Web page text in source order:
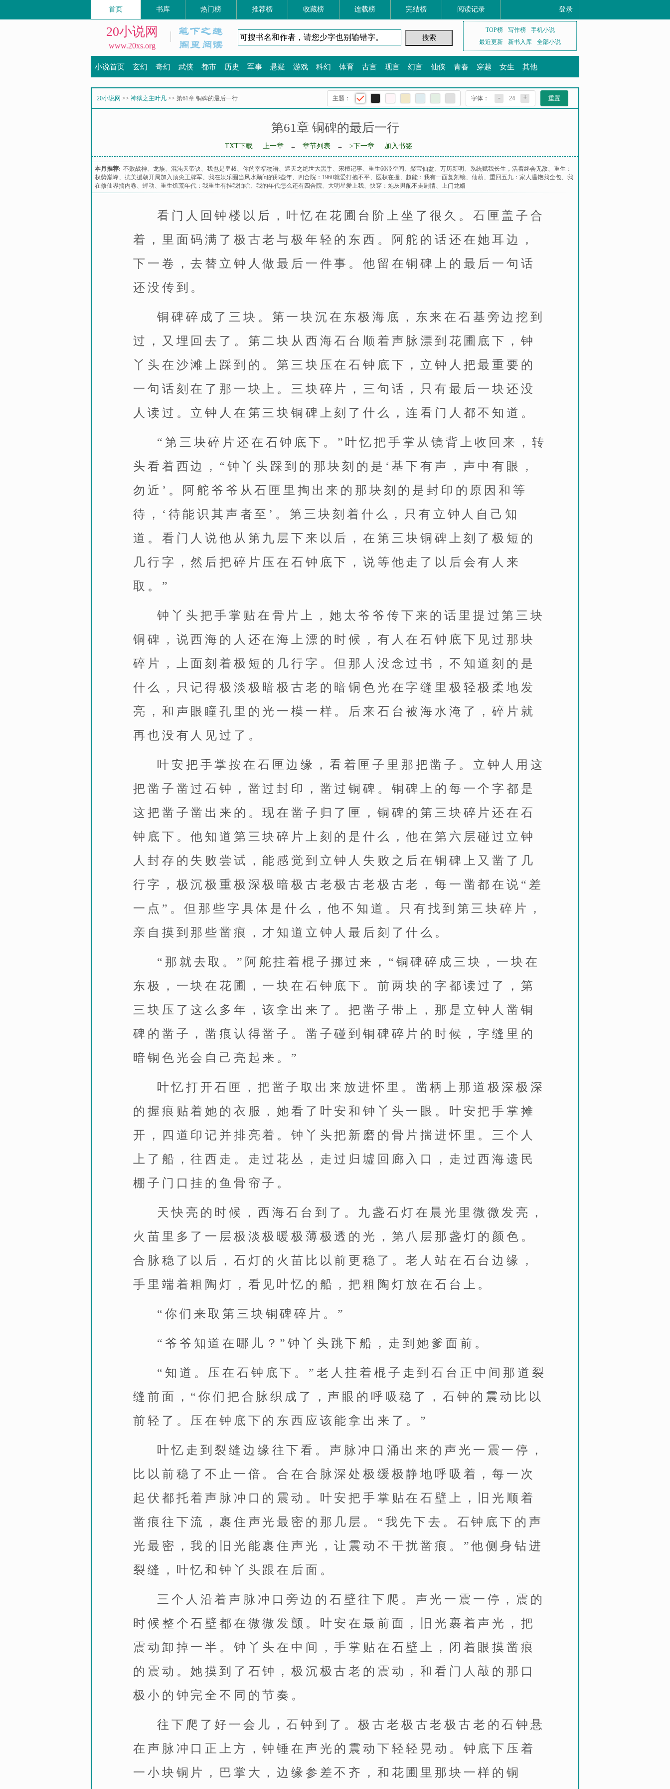
首页 书库 热门榜 推荐榜 收藏榜 连载榜 完结榜 阅读记录 登录
20小说网
www.20xs.org
TOP榜 写作榜
手机小说
最近更新
新书入库 全部小说
小说首页 玄幻 奇幻 武侠 都市 历史 军事 悬疑 游戏 科幻 体育 古言 现言 幻言 仙侠 青春 穿越 女生 其他
20小说网 >> 神狱之主叶凡 >> 第61章 铜碑的最后一行 主题： 字体： - 24 + 重置
第61章 铜碑的最后一行
TXT下载 上一章 ← 章节列表 → >下一章 加入书签
本月推荐: 不败战神、 龙族、 混沌天帝诀、 我也是皇叔、 你的幸福物语、 遮天之绝世大黑手、 宋檀记事、 重生60带空间 、 聚宝仙盆、 万历新明 、 系统赋我长生，活着终会无敌、 重生：
权势巅峰、 抗美援朝开局加入顶尖王牌军、 我在娱乐圈当风水顾问的那些年、 四合院：1960就爱打抱不平、 医权在握、 超能：我有一面复刻镜、 仙葫、 重回五九：家人温饱我全包、 我
在修仙界搞内卷、 蝉动、 重生饥荒年代：我重生有挂我怕啥、 我的年代怎么还有四合院、 大明星爱上我、快穿：炮灰男配不走剧情、 上门龙婿
看门人回钟楼以后，叶忆在花圃台阶上坐了很久。石匣盖子合
着，里面码满了极古老与极年轻的东西。阿舵的话还在她耳边，
下一卷，去替立钟人做最后一件事。他留在铜碑上的最后一句话
还没传到。
铜碑碎成了三块。第一块沉在东极海底，东来在石基旁边挖到
过，又埋回去了。第二块从西海石台顺着声脉漂到花圃底下，钟
丫头在沙滩上踩到的。第三块压在石钟底下，立钟人把最重要的
一句话刻在了那一块上。三块碎片，三句话，只有最后一块还没
人读过。立钟人在第三块铜碑上刻了什么，连看门人都不知道。
“第三块碎片还在石钟底下。”叶忆把手掌从镜背上收回来，转
头看着西边，“钟丫头踩到的那块刻的是‘基下有声，声中有眼，
勿近’。阿舵爷爷从石匣里掏出来的那块刻的是封印的原因和等
待，‘待能识其声者至’。第三块刻着什么，只有立钟人自己知
道。看门人说他从第九层下来以后，在第三块铜碑上刻了极短的
几行字，然后把碎片压在石钟底下，说等他走了以后会有人来
取。”
钟丫头把手掌贴在骨片上，她太爷爷传下来的话里提过第三块
铜碑，说西海的人还在海上漂的时候，有人在石钟底下见过那块
碎片，上面刻着极短的几行字。但那人没念过书，不知道刻的是
什么，只记得极淡极暗极古老的暗铜色光在字缝里极轻极柔地发
亮，和声眼瞳孔里的光一模一样。后来石台被海水淹了，碎片就
再也没有人见过了。
叶安把手掌按在石匣边缘，看着匣子里那把凿子。立钟人用这
把凿子凿过石钟，凿过封印，凿过铜碑。铜碑上的每一个字都是
这把凿子凿出来的。现在凿子归了匣，铜碑的第三块碎片还在石
钟底下。他知道第三块碎片上刻的是什么，他在第六层碰过立钟
人封存的失败尝试，能感觉到立钟人失败之后在铜碑上又凿了几
行字，极沉极重极深极暗极古老极古老极古老，每一凿都在说“差
一点”。但那些字具体是什么，他不知道。只有找到第三块碎片，
亲自摸到那些凿痕，才知道立钟人最后刻了什么。
“那就去取。”阿舵拄着棍子挪过来，“铜碑碎成三块，一块在
东极，一块在花圃，一块在石钟底下。前两块的字都读过了，第
三块压了这么多年，该拿出来了。把凿子带上，那是立钟人凿铜
碑的凿子，凿痕认得凿子。凿子碰到铜碑碎片的时候，字缝里的
暗铜色光会自己亮起来。”
叶忆打开石匣，把凿子取出来放进怀里。凿柄上那道极深极深
的握痕贴着她的衣服，她看了叶安和钟丫头一眼。叶安把手掌摊
开，四道印记并排亮着。钟丫头把新磨的骨片揣进怀里。三个人
上了船，往西走。走过花丛，走过归墟回廊入口，走过西海遗民
棚子门口挂的鱼骨帘子。
天快亮的时候，西海石台到了。九盏石灯在晨光里微微发亮，
火苗里多了一层极淡极暖极薄极透的光，第八层那盏灯的颜色。
合脉稳了以后，石灯的火苗比以前更稳了。老人站在石台边缘，
手里端着粗陶灯，看见叶忆的船，把粗陶灯放在石台上。
“你们来取第三块铜碑碎片。”
“爷爷知道在哪儿？”钟丫头跳下船，走到她爹面前。
“知道。压在石钟底下。”老人拄着棍子走到石台正中间那道裂
缝前面，“你们把合脉织成了，声眼的呼吸稳了，石钟的震动比以
前轻了。压在钟底下的东西应该能拿出来了。”
叶忆走到裂缝边缘往下看。声脉冲口涌出来的声光一震一停，
比以前稳了不止一倍。合在合脉深处极缓极静地呼吸着，每一次
起伏都托着声脉冲口的震动。叶安把手掌贴在石壁上，旧光顺着
凿痕往下流，裹住声光最密的那几层。“我先下去。石钟底下的声
光最密，我的旧光能裹住声光，让震动不干扰凿痕。”他侧身钻进
裂缝，叶忆和钟丫头跟在后面。
三个人沿着声脉冲口旁边的石壁往下爬。声光一震一停，震的
时候整个石壁都在微微发颤。叶安在最前面，旧光裹着声光，把
震动卸掉一半。钟丫头在中间，手掌贴在石壁上，闭着眼摸凿痕
的震动。她摸到了石钟，极沉极古老的震动，和看门人敲的那口
极小的钟完全不同的节奏。
往下爬了好一会儿，石钟到了。极古老极古老极古老的石钟悬
在声脉冲口正上方，钟锤在声光的震动下轻轻晃动。钟底下压着
一小块铜片，巴掌大，边缘参差不齐，和花圃里那块一样的铜